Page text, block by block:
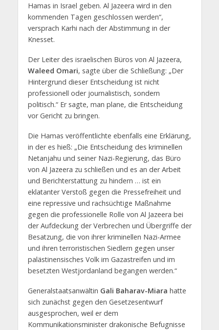
Hamas in Israel geben. Al Jazeera wird in den
kommenden Tagen geschlossen werden“,
versprach Karhi nach der Abstimmung in der
Knesset.
Der Leiter des israelischen Büros von Al Jazeera,
Waleed Omari, sagte über die Schließung: „Der
Hintergrund dieser Entscheidung ist nicht
professionell oder journalistisch, sondern
politisch.“ Er sagte, man plane, die Entscheidung
vor Gericht zu bringen.
Die Hamas veröffentlichte ebenfalls eine Erklärung,
in der es hieß: „Die Entscheidung des kriminellen
Netanjahu und seiner Nazi-Regierung, das Büro
von Al Jazeera zu schließen und es an der Arbeit
und Berichterstattung zu hindern … ist ein
eklatanter Verstoß gegen die Pressefreiheit und
eine repressive und rachsüchtige Maßnahme
gegen die professionelle Rolle von Al Jazeera bei
der Aufdeckung der Verbrechen und Übergriffe der
Besatzung, die von ihrer kriminellen Nazi-Armee
und ihren terroristischen Siedlern gegen unser
palästinensisches Volk im Gazastreifen und im
besetzten Westjordanland begangen werden.“
Generalstaatsanwältin Gali Baharav-Miara hatte
sich zunächst gegen den Gesetzesentwurf
ausgesprochen, weil er dem
Kommunikationsminister drakonische Befugnisse